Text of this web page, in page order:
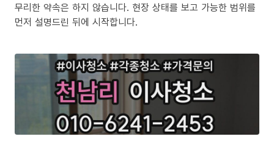
무리한 약속은 하지 않습니다. 현장 상태를 보고 가능한 범위를
먼저 설명드린 뒤에 시작합니다.